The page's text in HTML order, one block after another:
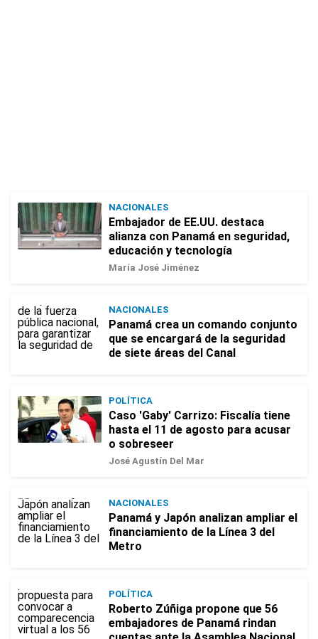
NACIONALES
Embajador de EE.UU. destaca
alianza con Panamá en seguridad,
educación y tecnología
María José Jiménez
NACIONALES
Panamá crea un comando conjunto
que se encargará de la seguridad
de siete áreas del Canal
POLÍTICA
Caso 'Gaby' Carrizo: Fiscalía tiene
hasta el 11 de agosto para acusar
o sobreseer
José Agustín Del Mar
NACIONALES
Panamá y Japón analizan ampliar el
financiamiento de la Línea 3 del
Metro
POLÍTICA
Roberto Zúñiga propone que 56
embajadores de Panamá rindan